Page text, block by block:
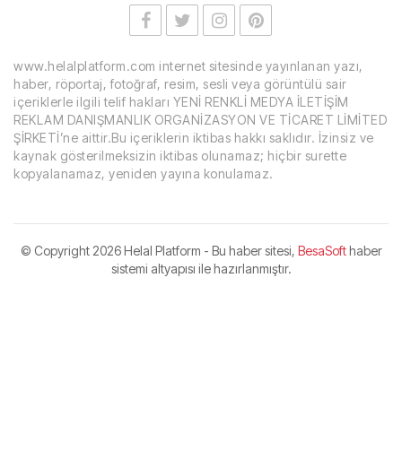
www.helalplatform.com internet sitesinde yayınlanan yazı,
haber, röportaj, fotoğraf, resim, sesli veya görüntülü sair
içeriklerle ilgili telif hakları YENİ RENKLİ MEDYA İLETİŞİM
REKLAM DANIŞMANLIK ORGANİZASYON VE TİCARET LİMİTED
ŞİRKETİ’ne aittir.Bu içeriklerin iktibas hakkı saklıdır. İzinsiz ve
kaynak gösterilmeksizin iktibas olunamaz; hiçbir surette
kopyalanamaz, yeniden yayına konulamaz.
© Copyright2026 Helal Platform - Bu haber sitesi, BesaSofthaber
sistemi altyapısı ile hazırlanmıştır.